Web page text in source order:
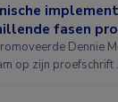
fasen
Dennie
op zijn proefschrift